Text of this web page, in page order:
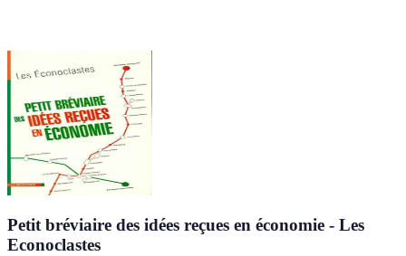
Petit bréviaire des idées reçues en économie - Les
Econoclastes